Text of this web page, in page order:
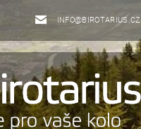
INFO@BIROTARIUS.CZ